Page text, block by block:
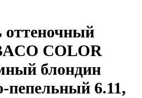
оттеночный
COLOR
блондин
пепельный 6.11,